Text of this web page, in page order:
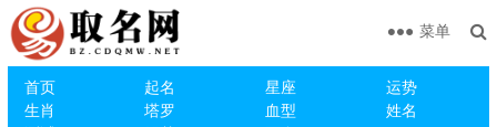
首页 起名 星座
运势
生肖
塔罗 血型
姓名
菜单